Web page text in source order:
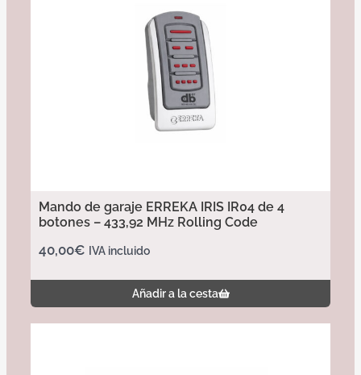
Mando de garaje ERREKA IRIS IR04 de 4
botones – 433,92 MHz Rolling Code
40,00€ IVA incluido
Añadir a la cesta